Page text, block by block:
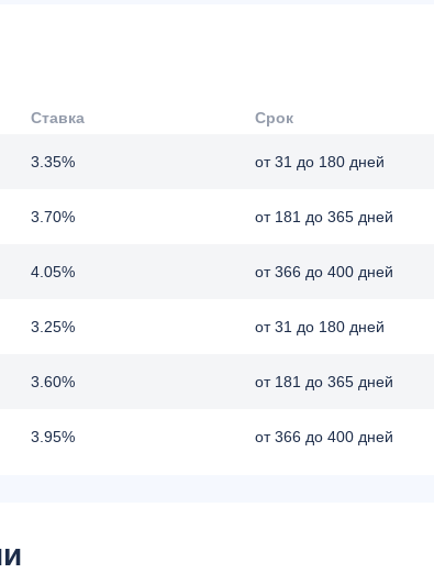
Ставка Срок
3.35% от 31 до 180 дней
3.70% от 181 до 365 дней
4.05% от 366 до 400 дней
3.25% от 31 до 180 дней
3.60% от 181 до 365 дней
3.95% от 366 до 400 дней